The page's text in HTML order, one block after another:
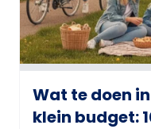
Wat te doen
klein budget: